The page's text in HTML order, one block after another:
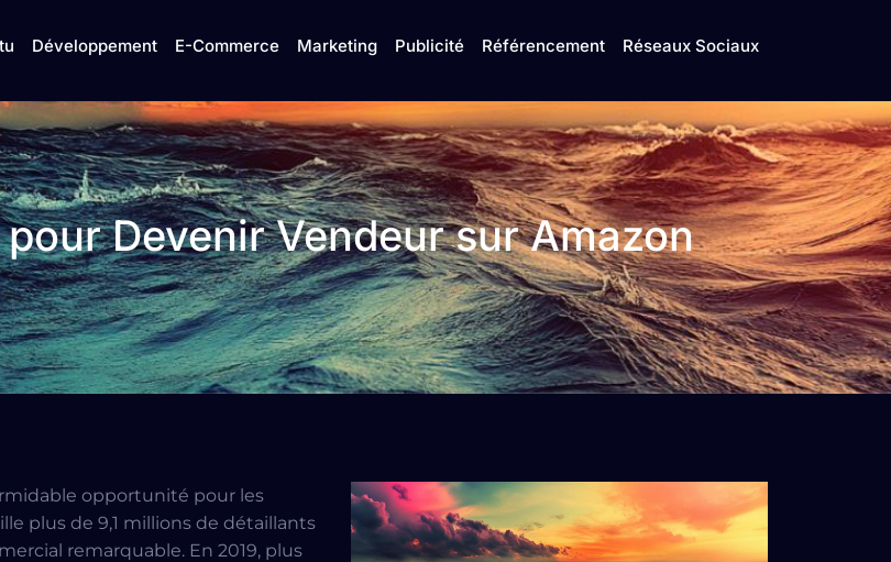
Développement E-Commerce Marketing Publicité Référencement Réseaux Sociaux
Devenir Vendeur sur Amazon
opportunité pour les
plus de 9,1 millions de détaillants
remarquable. En 2019, plus